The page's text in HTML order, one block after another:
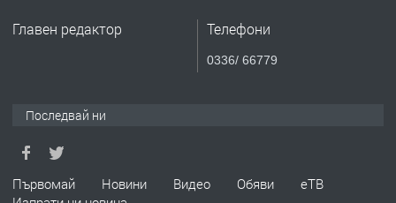
Главен редактор Телефони
0336/ 66779
Последвай ни
Първомай Новини Видео Обяви
еТВ